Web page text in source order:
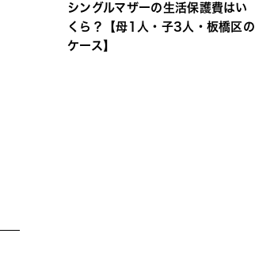
シングルマザーの生活保護費はい
くら？【母1人・子3人・板橋区の
ケース】